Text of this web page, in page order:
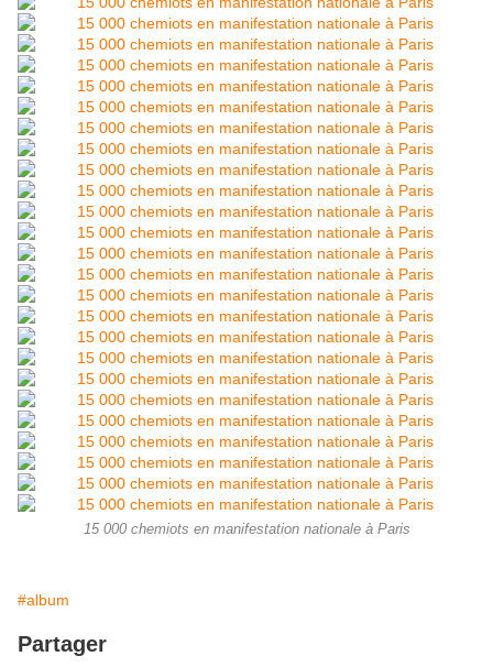
15 000 chemiots en manifestation nationale à Paris
#album
Partager